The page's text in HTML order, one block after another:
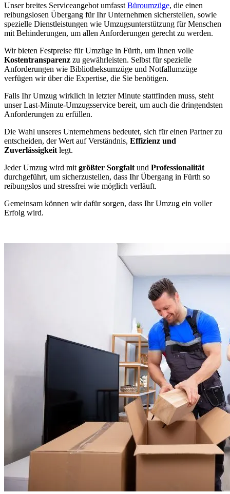
Unser breites Serviceangebot umfasst Büroumzüge, die einen
reibungslosen Übergang für Ihr Unternehmen sicherstellen, sowie
spezielle Dienstleistungen wie Umzugsunterstützung für Menschen
mit Behinderungen, um allen Anforderungen gerecht zu werden.
Wir bieten Festpreise für Umzüge in Fürth, um Ihnen volle
Kostentransparenz zu gewährleisten. Selbst für spezielle
Anforderungen wie Bibliotheksumzüge und Notfallumzüge
verfügen wir über die Expertise, die Sie benötigen.
Falls Ihr Umzug wirklich in letzter Minute stattfinden muss, steht
unser Last-Minute-Umzugsservice bereit, um auch die dringendsten
Anforderungen zu erfüllen.
Die Wahl unseres Unternehmens bedeutet, sich für einen Partner zu
entscheiden, der Wert auf Verständnis, Effizienz und
Zuverlässigkeit legt.
Jeder Umzug wird mit größter Sorgfalt und Professionalität
durchgeführt, um sicherzustellen, dass Ihr Übergang in Fürth so
reibungslos und stressfrei wie möglich verläuft.
Gemeinsam können wir dafür sorgen, dass Ihr Umzug ein voller
Erfolg wird.